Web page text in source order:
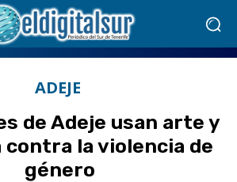
ADEJE
de Adeje usan arte y
la violencia de
género